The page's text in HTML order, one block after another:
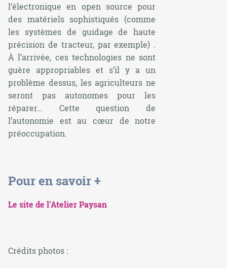
l’électronique en open source pour
des matériels sophistiqués (comme
les systèmes de guidage de haute
précision de tracteur, par exemple) .
À l’arrivée, ces technologies ne sont
guère appropriables et s’il y a un
problème dessus, les agriculteurs ne
seront pas autonomes pour les
réparer… Cette question de
l’autonomie est au cœur de notre
préoccupation.
Pour en savoir +
Le site de l’Atelier Paysan
Crédits photos :